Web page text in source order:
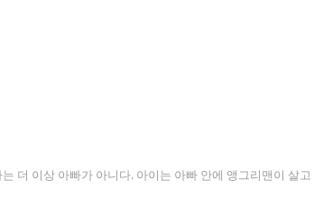
더 이상 아빠가 아니다. 아이는 아빠 안에 앵그리맨이 살